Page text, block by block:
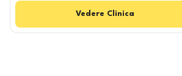
Vedere Clinica